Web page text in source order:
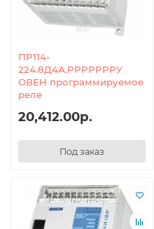
ПР114-
224.8Д4А.РРРРРРРУ
ОВЕН программируемое
реле
20,412.00р.
Под заказ